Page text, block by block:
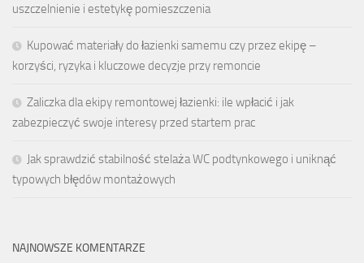
uszczelnienie i estetykę pomieszczenia
Kupować materiały do łazienki samemu czy przez ekipę –
korzyści, ryzyka i kluczowe decyzje przy remoncie
Zaliczka dla ekipy remontowej łazienki: ile wpłacić i jak
zabezpieczyć swoje interesy przed startem prac
Jak sprawdzić stabilność stelaża WC podtynkowego i uniknąć
typowych błędów montażowych
NAJNOWSZE KOMENTARZE